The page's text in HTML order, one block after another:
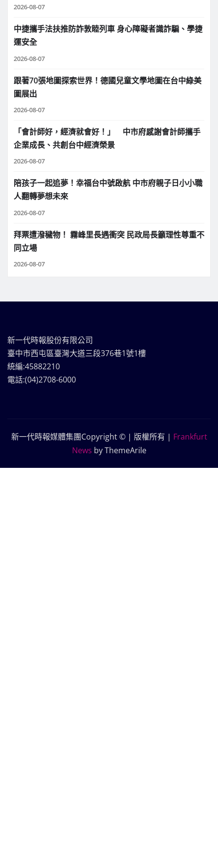
2026-08-07
中捷攜手法扶推防詐敦睦列車 身心障礙者識詐騙、學捷
運安全
2026-08-07
跟著70張地圖探索世界！德國兒童文學地圖在台中綠美
圖展出
2026-08-07
「會計師好，經濟就會好！」 中市府感謝會計師攜手
企業成長、共創台中經濟榮景
2026-08-07
陪孩子一起追夢！幸福台中號啟航 中市府親子日小小職
人翻轉夢想未來
2026-08-07
拜票遭潑穢物！ 霧峰里長遇衝突 民政局長籲理性尊重不
同立場
2026-08-07
新一代時報股份有限公司
臺中市西屯區臺灣大道三段376巷1號1樓
統編:45882210
電話:(04)2708-6000
新一代時報媒體集團Copyright © | 版權所有 | Frankfurt
News by ThemeArile